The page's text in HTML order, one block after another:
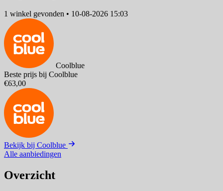
1 winkel gevonden • 10-08-2026 15:03
Coolblue
Beste prijs bij Coolblue
€63,00
Bekijk bij Coolblue
Alle aanbiedingen
Overzicht